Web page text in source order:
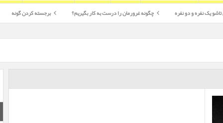
نفره چگونه غرورمان را درست به کار بگیریم؟ برجسته کردن گونه اختلاف